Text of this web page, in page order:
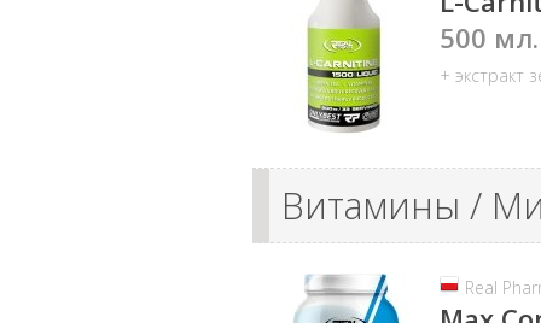
500 мл.
+ экстракт
Витамины /
Real